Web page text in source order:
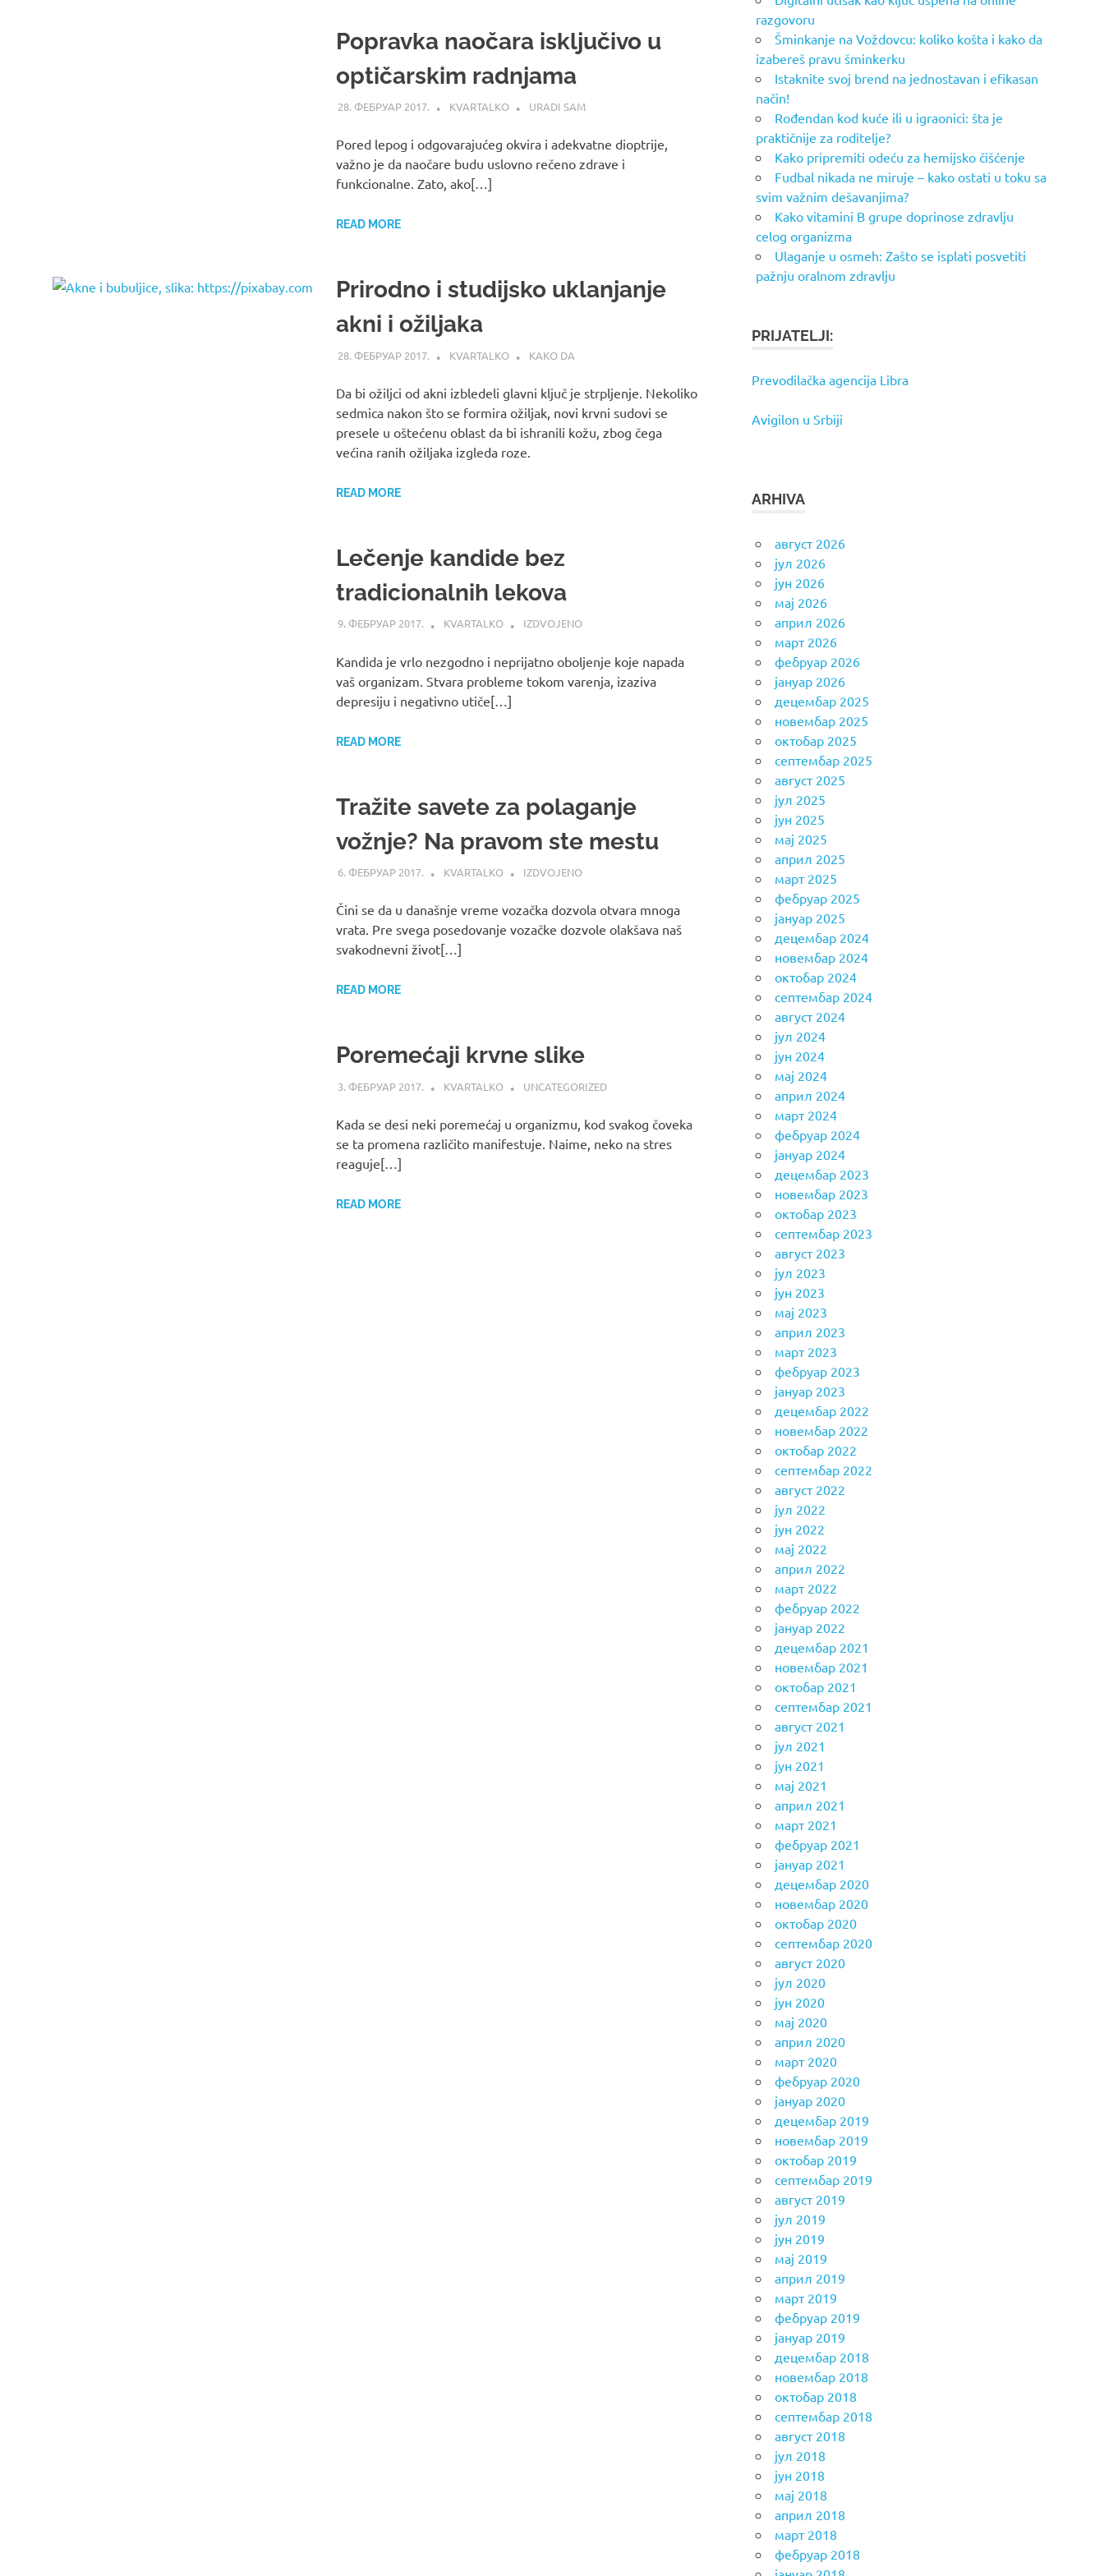
Popravka naočara isključivo u
optičarskim radnjama
28. ФЕБРУАР 2017. KVARTALKO URADI SAM
Pored lepog i odgovarajućeg okvira i adekvatne dioptrije,
važno je da naočare budu uslovno rečeno zdrave i
funkcionalne. Zato, ako[…]
READ MORE
Prirodno i studijsko uklanjanje
akni i ožiljaka
28. ФЕБРУАР 2017. KVARTALKO KAKO DA
Da bi ožiljci od akni izbledeli glavni ključ je strpljenje. Nekoliko
sedmica nakon što se formira ožiljak, novi krvni sudovi se
presele u oštećenu oblast da bi ishranili kožu, zbog čega
većina ranih ožiljaka izgleda roze.
READ MORE
Lečenje kandide bez
tradicionalnih lekova
9. ФЕБРУАР 2017. KVARTALKO IZDVOJENO
Kandida je vrlo nezgodno i neprijatno oboljenje koje napada
vaš organizam. Stvara probleme tokom varenja, izaziva
depresiju i negativno utiče[…]
READ MORE
Tražite savete za polaganje
vožnje? Na pravom ste mestu
6. ФЕБРУАР 2017. KVARTALKO IZDVOJENO
Čini se da u današnje vreme vozačka dozvola otvara mnoga
vrata. Pre svega posedovanje vozačke dozvole olakšava naš
svakodnevni život[…]
READ MORE
Poremećaji krvne slike
3. ФЕБРУАР 2017. KVARTALKO UNCATEGORIZED
Kada se desi neki poremećaj u organizmu, kod svakog čoveka
se ta promena različito manifestuje. Naime, neko na stres
reaguje[…]
READ MORE
razgovoru
Šminkanje na Voždovcu: koliko košta i kako da
izabereš pravu šminkerku
Istaknite svoj brend na jednostavan i efikasan
način!
Rođendan kod kuće ili u igraonici: šta je
praktičnije za roditelje?
Kako pripremiti odeću za hemijsko čišćenje
Fudbal nikada ne miruje – kako ostati u toku sa
svim važnim dešavanjima?
Kako vitamini B grupe doprinose zdravlju
celog organizma
Ulaganje u osmeh: Zašto se isplati posvetiti
pažnju oralnom zdravlju
PRIJATELJI:
Prevodilačka agencija Libra
Avigilon u Srbiji
ARHIVA
август 2026
јул 2026
јун 2026
мај 2026
април 2026
март 2026
фебруар 2026
јануар 2026
децембар 2025
новембар 2025
октобар 2025
септембар 2025
август 2025
јул 2025
јун 2025
мај 2025
април 2025
март 2025
фебруар 2025
јануар 2025
децембар 2024
новембар 2024
октобар 2024
септембар 2024
август 2024
јул 2024
јун 2024
мај 2024
април 2024
март 2024
фебруар 2024
јануар 2024
децембар 2023
новембар 2023
октобар 2023
септембар 2023
август 2023
јул 2023
јун 2023
мај 2023
април 2023
март 2023
фебруар 2023
јануар 2023
децембар 2022
новембар 2022
октобар 2022
септембар 2022
август 2022
јул 2022
јун 2022
мај 2022
април 2022
март 2022
фебруар 2022
јануар 2022
децембар 2021
новембар 2021
октобар 2021
септембар 2021
август 2021
јул 2021
јун 2021
мај 2021
април 2021
март 2021
фебруар 2021
јануар 2021
децембар 2020
новембар 2020
октобар 2020
септембар 2020
август 2020
јул 2020
јун 2020
мај 2020
април 2020
март 2020
фебруар 2020
јануар 2020
децембар 2019
новембар 2019
октобар 2019
септембар 2019
август 2019
јул 2019
јун 2019
мај 2019
април 2019
март 2019
фебруар 2019
јануар 2019
децембар 2018
новембар 2018
октобар 2018
септембар 2018
август 2018
јул 2018
јун 2018
мај 2018
април 2018
март 2018
фебруар 2018